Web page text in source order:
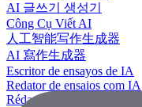
AI 글쓰기 생성기
Công Cụ Viết AI
人工智能写作生成器
AI 寫作生成器
Escritor de ensayos de IA
Redator de ensaios com IA
Rédacteur d'essais IA